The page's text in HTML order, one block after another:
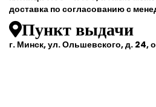
доставка по согласованию с
Пункт выдачи
г. Минск, ул. Ольшевского, д. 24,